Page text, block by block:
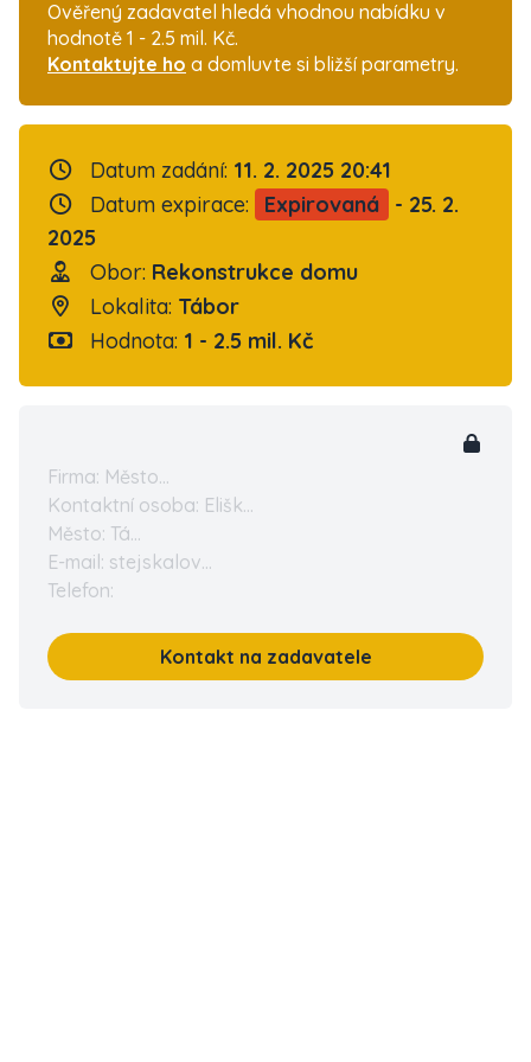
Ověřený zadavatel hledá vhodnou nabídku v
hodnotě 1 - 2.5 mil. Kč.
Kontaktujte ho a domluvte si bližší parametry.
Datum zadání: 11. 2. 2025 20:41
Datum expirace:
Expirovaná
- 25. 2.
2025
Obor: Rekonstrukce domu
Lokalita: Tábor
Hodnota: 1 - 2.5 mil. Kč
Firma: Město...
Kontaktní osoba: Elišk...
Město: Tá...
E-mail: stejskalov...
Telefon:
Kontakt na zadavatele